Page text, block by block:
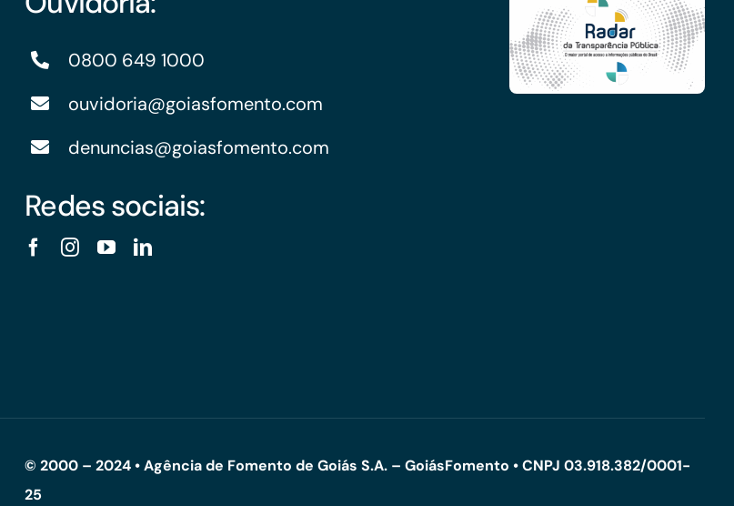
0800 649 1000
ouvidoria@goiasfomento.com
denuncias@goiasfomento.com
Redes sociais:
© 2000 – 2024 • Agência de Fomento de Goiás S.A. – GoiásFomento • CNPJ 03.918.382/0001-
25